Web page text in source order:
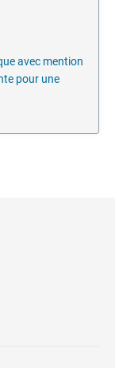
avec mention
pour une